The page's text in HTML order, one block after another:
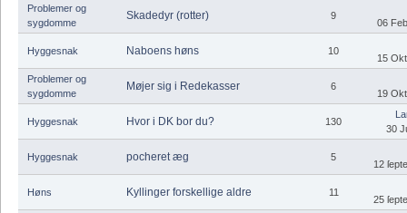
Problemer og
sygdomme
Skadedyr (rotter) 9
06
Hyggesnak Naboens høns 10
15
Problemer og
sygdomme
Møjer sig i Redekasser 6
19
Hyggesnak Hvor i DK bor du? 130
30
Hyggesnak pocheret æg 5
12
Høns Kyllinger forskellige aldre 11
25